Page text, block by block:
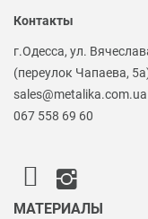
Контакты
г.Одесса, ул.
(переулок Чапаева,
sales@metalika.com.ua
067 558 69 60
МАТЕРИАЛЫ